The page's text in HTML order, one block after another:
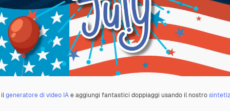
ilgeneratore di video IAe aggiungi fantastici doppiaggi usando il nostro